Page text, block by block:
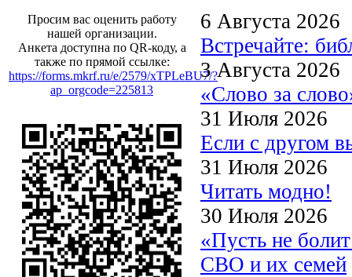
Просим вас оценить работу
нашей организации.
Анкета доступна по QR-коду, а
также по прямой ссылке:
https://forms.mkrf.ru/e/2579/xTPLeBU7/?
ap_orgcode=225813
6 Августа 2026
Встречайте:
3 Августа 2026
«Слово за
31 Июля 2026
Если с другом
31 Июля 2026
Читать модно!
30 Июля 2026
«Пусть не
СВО и их семей